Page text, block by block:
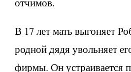
В 17 лет мать выгоняет
родной дядя увольняет
фирмы. Он устраивается